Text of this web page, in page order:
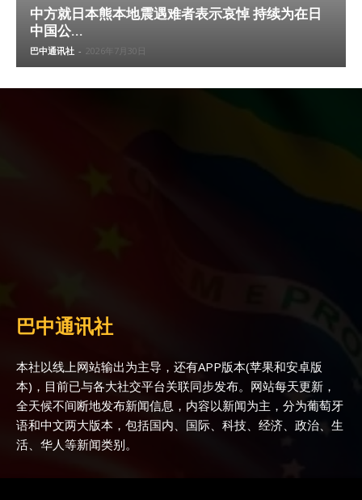
中方就日本熊本地震遇难者表示哀悼 持续为在日
中国公...
巴中通讯社 - 2026年7月30日
巴中通讯社
本社以线上网站输出为主导，还有APP版本(苹果和安卓版
本)，目前已与各大社交平台关联同步发布。网站每天更新，
全天候不间断地发布新闻信息，内容以新闻为主，分为葡萄牙
语和中文两大版本，包括国内、国际、科技、经济、政治、生
活、华人等新闻类别。